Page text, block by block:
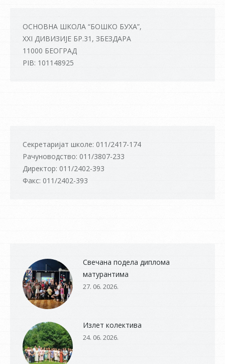
ОСНОВНА ШКОЛА “БОШКО БУХА”,
XXI ДИВИЗИЈЕ БР.31, ЗБЕЗДАРА
11000 БЕОГРАД
PIB: 101148925
Секретаријат школе: 011/2417-174
Рачуноводство: 011/3807-233
Директор: 011/2402-393
Факс: 011/2402-393
Свечана подела диплома
матурантима
27. 06. 2026.
Излет колектива
24. 06. 2026.